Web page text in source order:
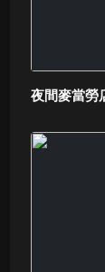
夜間麥當勞